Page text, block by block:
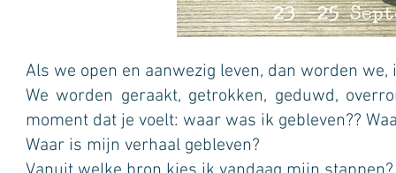
Als we open en aanwezig leven, dan worden
We worden geraakt, getrokken, geduwd,
moment dat je voelt: waar was ik gebleven??
Waar is mijn verhaal gebleven?